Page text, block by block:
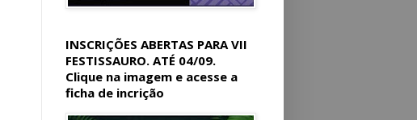
INSCRIÇÕES ABERTAS PARA VII
FESTISSAURO. ATÉ 04/09.
Clique na imagem e acesse a
ficha de incrição